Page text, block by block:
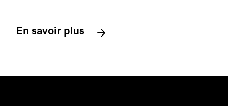
En savoir plus